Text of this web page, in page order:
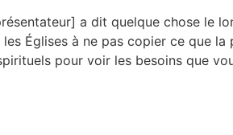
a dit quelque chose le
Églises à ne pas copier ce que
pour voir les besoins que